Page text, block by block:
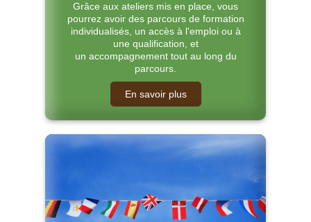
Grâce aux ateliers mis en place, vous
pourrez avoir des parcours de formation
individualisés, un accès à l'emploi ou à
une qualification, et
un accompagnement tout au long du
parcours.
En savoir plus